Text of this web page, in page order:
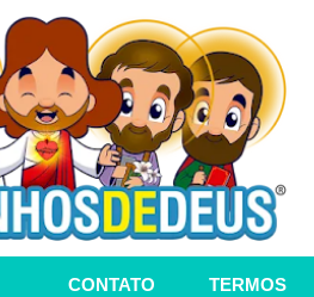
CONTATO TERMOS